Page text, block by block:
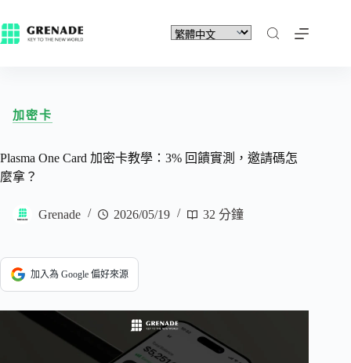
加密卡
Plasma One Card 加密卡教學：3% 回饋實測，邀請碼怎
麼拿？
Grenade 2026/05/19 32 分鐘
加入為 Google 偏好來源